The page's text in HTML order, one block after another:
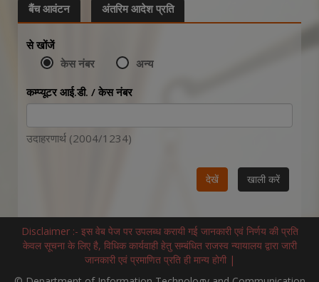
बैंच आवंटन
अंतरिम आदेश प्रति
से खोंजें
केस नंबर
अन्य
कम्प्यूटर आई.डी. / केस नंबर
उदाहरणार्थ (2004/1234)
Disclaimer :- इस वेब पेज पर उपलब्ध करायी गई जानकारी एवं निर्णय की प्रति
केवल सूचना के लिए है, विधिक कार्यवाही हेतु सम्बंधित राजस्व न्यायालय द्वारा जारी
जानकारी एवं प्रमाणित प्रति ही मान्य होगी |